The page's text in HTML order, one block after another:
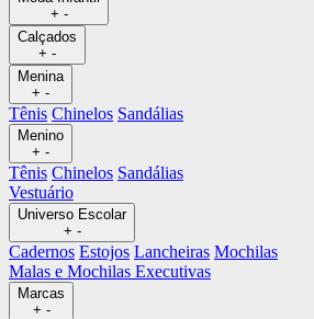
+ -
Calçados
+ -
Menina
+ -
Tênis Chinelos Sandálias
Menino
+ -
Tênis Chinelos Sandálias
Vestuário
Universo Escolar
+ -
Cadernos Estojos Lancheiras Mochilas
Malas e Mochilas Executivas
Marcas
+ -